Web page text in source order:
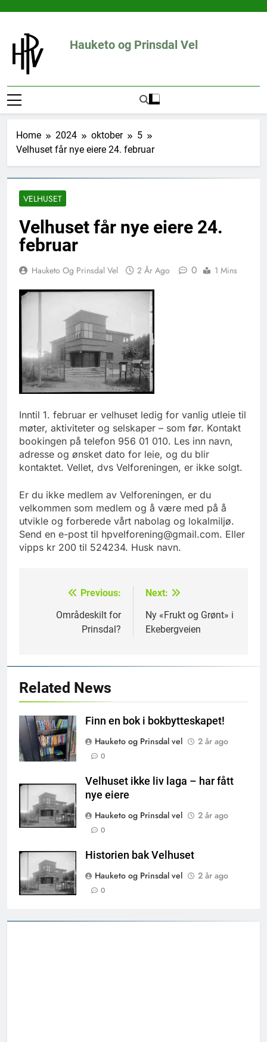
content
Hauketo og Prinsdal Vel
Home 2024 oktober
5
Velhuset får nye eiere 24. februar
VELHUSET
Velhuset får nye eiere 24.
februar
Hauketo Og Prinsdal Vel 2 År Ago 0 1 Mins
Inntil 1. februar er velhuset ledig for vanlig utleie til
møter, aktiviteter og selskaper – som før. Kontakt
bookingen på telefon 956 01 010. Les inn navn,
adresse og ønsket dato for leie, og du blir
kontaktet. Vellet, dvs Velforeningen, er ikke solgt.
Er du ikke medlem av Velforeningen, er du
velkommen som medlem og å være med på å
utvikle og forberede vårt nabolag og lokalmiljø.
Send en e-post til hpvelforening@gmail.com. Eller
vipps kr 200 til 524234. Husk navn.
Innleggsnavigasjon
Previous:
Områdeskilt for
Prinsdal?
Next:
Ny «Frukt og Grønt» i
Ekebergveien
Related News
Finn en bok i bokbytteskapet!
Hauketo og Prinsdal vel
2 år ago
0
Velhuset ikke liv laga – har fått
nye eiere
Hauketo og Prinsdal vel
2 år ago
0
Historien bak Velhuset
Hauketo og Prinsdal vel
2 år ago
0